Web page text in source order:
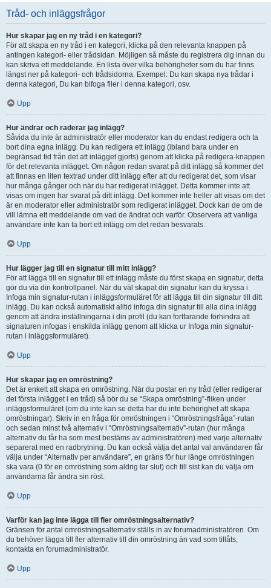
Tråd- och inläggsfrågor
Hur skapar jag en ny tråd i en kategori?
För att skapa en ny tråd i en kategori, klicka på den relevanta knappen på
antingen kategori- eller trådsidan. Möjligen så måste du registrera dig innan du
kan skriva ett meddelande. En lista över vilka behörigheter som du har finns
längst ner på kategori- och trådsidorna. Exempel: Du kan skapa nya trådar i
denna kategori, Du kan bifoga filer i denna kategori, osv.
Upp
Hur ändrar och raderar jag inlägg?
Såvida du inte är administratör eller moderator kan du endast redigera och ta
bort dina egna inlägg. Du kan redigera ett inlägg (ibland bara under en
begränsad tid från det att inlägget gjorts) genom att klicka på redigera-knappen
för det relevanta inlägget. Om någon redan svarat på ditt inlägg så kommer det
att finnas en liten textrad under ditt inlägg efter att du redigerat det, som visar
hur många gånger och när du har redigerat inlägget. Detta kommer inte att
visas om ingen har svarat på ditt inlägg. Det kommer inte heller att visas om det
är en moderator eller administratör som redigerat inlägget. Dock kan de om de
vill lämna ett meddelande om vad de ändrat och varför. Observera att vanliga
användare inte kan ta bort ett inlägg om det redan besvarats.
Upp
Hur lägger jag till en signatur till mitt inlägg?
För att lägga till en signatur till ett inlägg måste du först skapa en signatur, detta
gör du via din kontrollpanel. När du väl skapat din signatur kan du kryssa i
Infoga min signatur-rutan i inläggsformuläret för att lägga till din signatur till ditt
inlägg. Du kan också automatiskt alltid infoga din signatur till alla dina inlägg
genom att ändra inställningarna i din profil (du kan fortfarande förhindra att
signaturen infogas i enskilda inlägg genom att klicka ur Infoga min signatur-
rutan i inläggsformuläret).
Upp
Hur skapar jag en omröstning?
Det är enkelt att skapa en omröstning. När du postar en ny tråd (eller redigerar
det första inlägget i en tråd) så bör du se “Skapa omröstning”-fliken under
inläggsformuläret (om du inte kan se detta har du inte behörighet att skapa
omröstningar). Skriv in en fråga för omröstningen i “Omröstningsfråga”-rutan
och sedan minst två alternativ i “Omröstningsalternativ”-rutan (hur många
alternativ du får ha som mest bestäms av administratören) med varje alternativ
separerat med en radbrytning. Du kan också välja det antal val användaren får
välja under “Alternativ per användare”, en gräns för hur länge omröstningen
ska vara (0 för en omröstning som aldrig tar slut) och till sist kan du välja om
användarna får ändra sin röst.
Upp
Varför kan jag inte lägga till fler omröstningsalternativ?
Gränsen för antal omröstningsalternativ ställs in av forumadministratören. Om
du behöver lägga till fler alternativ till din omröstning än vad som tillåts,
kontakta en forumadministratör.
Upp